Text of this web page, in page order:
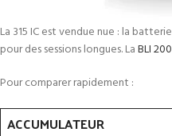
La 315 IC est vendue nue : la
pour des sessions longues. LaBLI 200
Pour comparer rapidement :
ACCUMULATEUR